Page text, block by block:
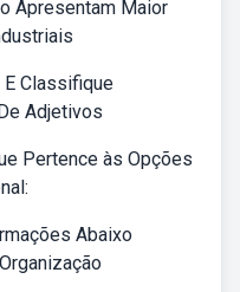
Apresentam Maior
E Classifique
Adjetivos
Pertence às Opções
Abaixo